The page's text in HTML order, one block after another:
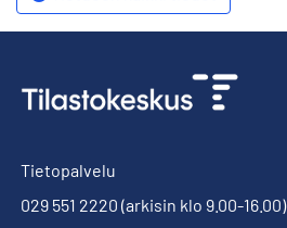
Tietopalvelu
029 551 2220 (arkisin klo 9.00-16.00)